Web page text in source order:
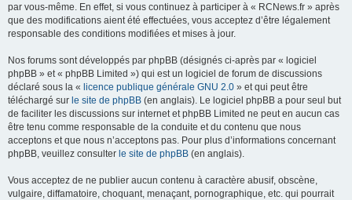
par vous-même. En effet, si vous continuez à participer à « RCNews.fr » après
que des modifications aient été effectuées, vous acceptez d’être légalement
responsable des conditions modifiées et mises à jour.
Nos forums sont développés par phpBB (désignés ci-après par « logiciel
phpBB » et « phpBB Limited ») qui est un logiciel de forum de discussions
déclaré sous la « licence publique générale GNU 2.0 » et qui peut être
téléchargé sur le site de phpBB (en anglais). Le logiciel phpBB a pour seul but
de faciliter les discussions sur internet et phpBB Limited ne peut en aucun cas
être tenu comme responsable de la conduite et du contenu que nous
acceptons et que nous n’acceptons pas. Pour plus d’informations concernant
phpBB, veuillez consulter le site de phpBB (en anglais).
Vous acceptez de ne publier aucun contenu à caractère abusif, obscène,
vulgaire, diffamatoire, choquant, menaçant, pornographique, etc. qui pourrait